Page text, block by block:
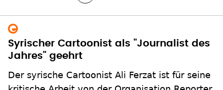
Syrischer Cartoonist als "Journalist des
Jahres" geehrt
Der syrische Cartoonist Ali Ferzat ist für seine